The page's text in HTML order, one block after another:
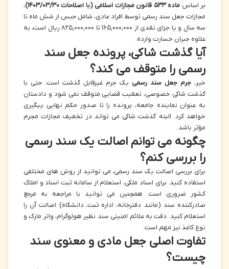
بر اساس ماده ۵۳۳ قانون مجازات اسلامی (با اصلاحات ۱۴۰۳/۰۳/۳۰)
،
مجازات جعل سند رسمی توسط افراد عادی، شامل حبس از شش ماه تا
سه سال و یا جزای نقدی از ۱۶۵,۰۰۰,۰۰۰ تا ۸۲۵,۰۰۰,۰۰۰ ریال است، به
علاوه جبران خسارت وارده.
آیا گذشت شاکی، پرونده جعل سند
رسمی را متوقف می کند؟
خیر، جرم جعل سند رسمی یک جرم غیرقابل گذشت است. حتی با
گذشت شاکی خصوصی، تعقیب قضایی متوقف نمی شود و دادستان
به عنوان نماینده جامعه، پرونده را تا صدور حکم نهایی پیگیری
خواهد کرد. البته گذشت شاکی می تواند در تخفیف مجازات مجرم
مؤثر باشد.
چگونه می توانم اصالت یک سند رسمی
را بررسی کنم؟
برای بررسی اصالت یک سند رسمی، می توانید از روش های مختلفی
استفاده کنید. برای اسناد ملکی، استعلام از سامانه ثبت اسناد و املاک
کشور ضروری است. همچنین می توانید با مراجعه به مرجع
صادرکننده سند (مانند دفترخانه، اداره ثبت، دانشگاه) اصالت آن را
استعلام کنید. دقت به علائم امنیتی سند نظیر هولوگرام، واتر مارک و
نوع کاغذ نیز مهم است.
تفاوت اصلی جعل مادی و معنوی سند
چیست؟